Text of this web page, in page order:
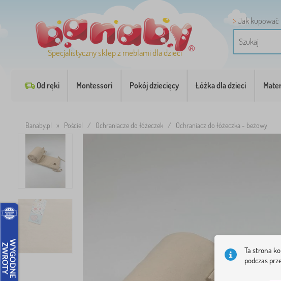
Specjalistyczny sklep z meblami dla dzieci
Jak kupować
Od ręki Montessori Pokój dziecięcy Łóżka dla dzieci
Banaby.pl » Pościel / Ochraniacze do łóżeczek / Ochraniacz do łóżeczka - beżowy
Ta strona
podczas